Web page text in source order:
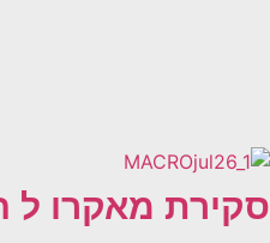
סקירת מאקרו ל